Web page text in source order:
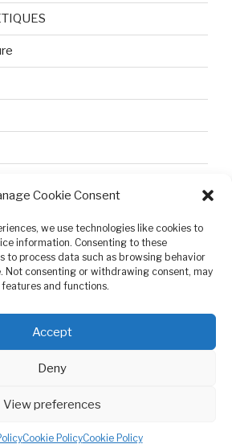
Cookie Consent
we use technologies like cookies to
information. Consenting to these
to process data such as browsing behavior
Not consenting or withdrawing consent, may
and functions.
Accept
Deny
View preferences
Cookie PolicyCookie Policy